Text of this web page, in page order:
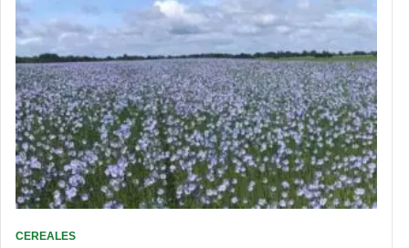
CEREALES